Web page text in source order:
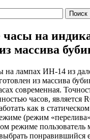
на
массива
на лампах ИН-14 из
из массива
современная.
часов, является
как в
(режим
режиме пользователь
понравившийся